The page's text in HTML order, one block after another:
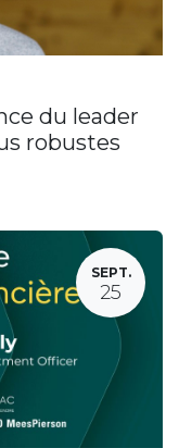
du leader
robustes
SEPT.
25